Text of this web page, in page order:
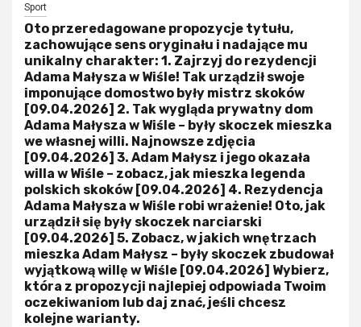
Sport
Oto przeredagowane propozycje tytułu,
zachowujące sens oryginału i nadające mu
unikalny charakter: 1. Zajrzyj do rezydencji
Adama Małysza w Wiśle! Tak urządził swoje
imponujące domostwo były mistrz skoków
[09.04.2026] 2. Tak wygląda prywatny dom
Adama Małysza w Wiśle – były skoczek mieszka
we własnej willi. Najnowsze zdjęcia
[09.04.2026] 3. Adam Małysz i jego okazała
willa w Wiśle – zobacz, jak mieszka legenda
polskich skoków [09.04.2026] 4. Rezydencja
Adama Małysza w Wiśle robi wrażenie! Oto, jak
urządził się były skoczek narciarski
[09.04.2026] 5. Zobacz, w jakich wnętrzach
mieszka Adam Małysz – były skoczek zbudował
wyjątkową willę w Wiśle [09.04.2026] Wybierz,
która z propozycji najlepiej odpowiada Twoim
oczekiwaniom lub daj znać, jeśli chcesz
kolejne warianty.